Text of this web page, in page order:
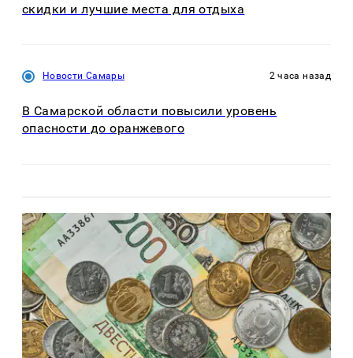
скидки и лучшие места для отдыха
Новости Самары 2 часа назад
В Самарской области повысили уровень
опасности до оранжевого